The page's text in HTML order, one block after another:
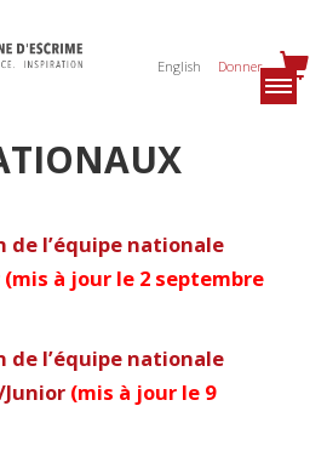
English Donner
de l’équipe nationale
(mis à jour le 2 septembre
de l’équipe nationale
Junior (mis à jour le 9